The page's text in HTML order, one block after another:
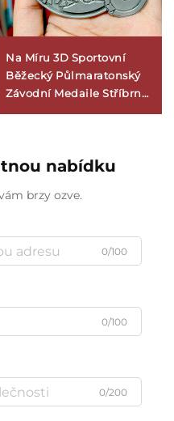
Na Míru 3D Sportovní
Běžecký Půlmaratonský
Závodní Medaile Stříbrný
nabídku
brzy ozve.
0/100
0/100
0/200